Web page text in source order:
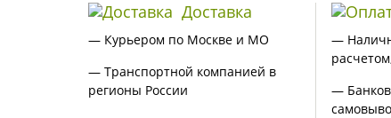
Доставка
— Курьером по Москве и МО
— Транспортной компанией в
регионы России
—
—